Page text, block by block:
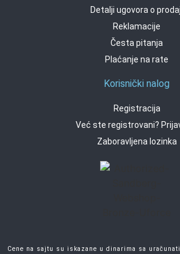
Detalji ugovora o
Reklamacije
Česta pitanja
Plaćanje na rate
Korisnički nalog
Registracija
Već ste registrovani?
Zaboravljena lozinka
Cene na sajtu su iskazane u dinarima sa